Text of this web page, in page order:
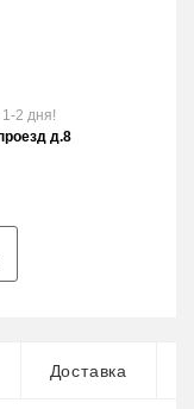
1-2 дня!
д.8
Доставка